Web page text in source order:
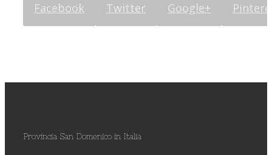
Facebook Twitter Google+
Provincia San Domenico in Italia